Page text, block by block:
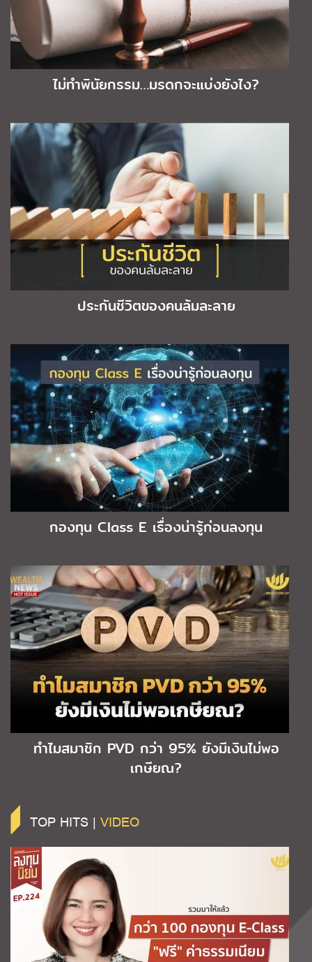
ไม่ทำพินัยกรรม…มรดกจะแบ่งยังไง?
ประกันชีวิตของคนล้มละลาย
กองทุน Class E เรื่องน่ารู้ก่อนลงทุน
ทำไมสมาชิก PVD กว่า 95% ยังมีเงินไม่พอ
เกษียณ?
TOP HITS | VIDEO